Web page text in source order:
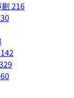
216